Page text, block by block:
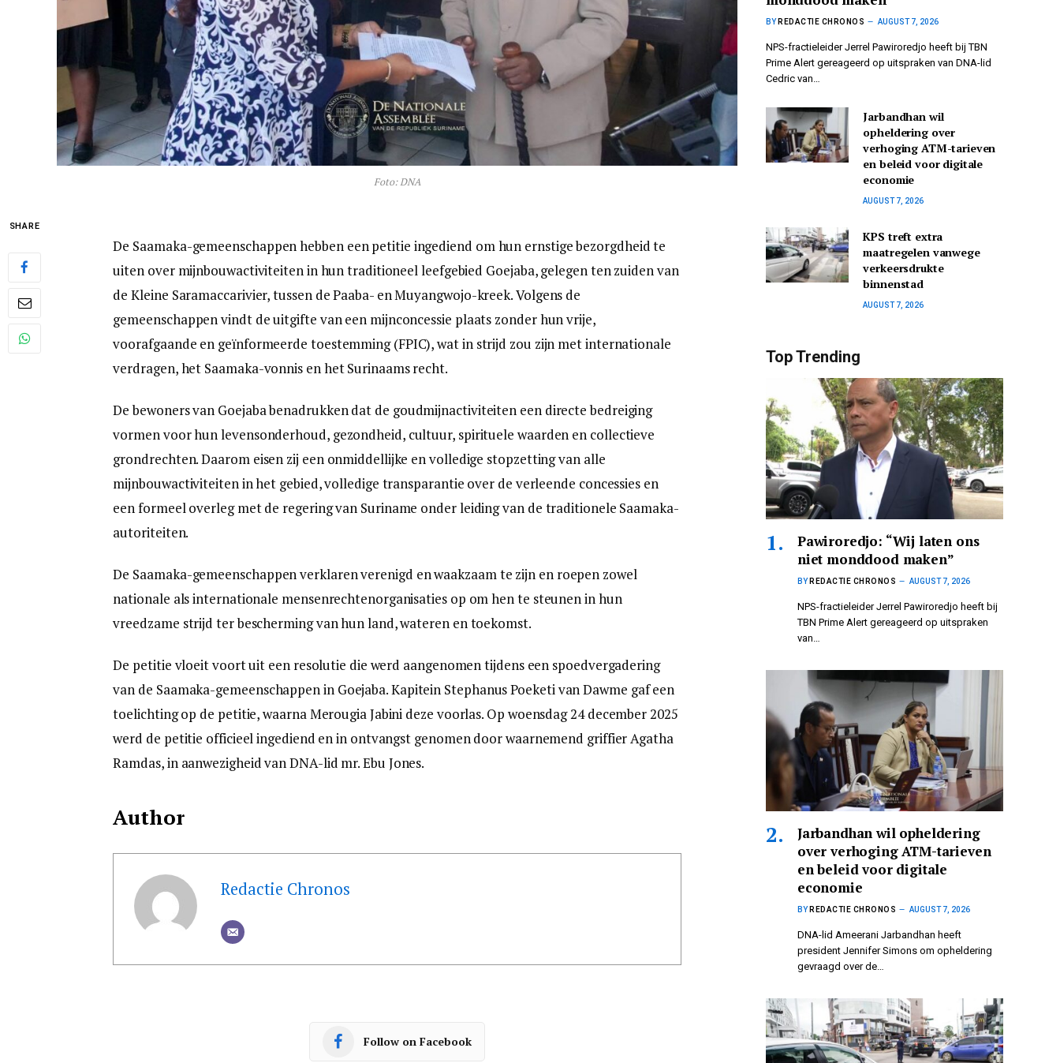
Foto: DNA
SHARE
De Saamaka-gemeenschappen hebben een petitie ingediend om hun ernstige bezorgdheid te
uiten over mijnbouwactiviteiten in hun traditioneel leefgebied Goejaba, gelegen ten zuiden van
de Kleine Saramaccarivier, tussen de Paaba- en Muyangwojo-kreek. Volgens de
gemeenschappen vindt de uitgifte van een mijnconcessie plaats zonder hun vrije,
voorafgaande en geïnformeerde toestemming (FPIC), wat in strijd zou zijn met internationale
verdragen, het Saamaka-vonnis en het Surinaams recht.
De bewoners van Goejaba benadrukken dat de goudmijnactiviteiten een directe bedreiging
vormen voor hun levensonderhoud, gezondheid, cultuur, spirituele waarden en collectieve
grondrechten. Daarom eisen zij een onmiddellijke en volledige stopzetting van alle
mijnbouwactiviteiten in het gebied, volledige transparantie over de verleende concessies en
een formeel overleg met de regering van Suriname onder leiding van de traditionele Saamaka-
autoriteiten.
De Saamaka-gemeenschappen verklaren verenigd en waakzaam te zijn en roepen zowel
nationale als internationale mensenrechtenorganisaties op om hen te steunen in hun
vreedzame strijd ter bescherming van hun land, wateren en toekomst.
De petitie vloeit voort uit een resolutie die werd aangenomen tijdens een spoedvergadering
van de Saamaka-gemeenschappen in Goejaba. Kapitein Stephanus Poeketi van Dawme gaf een
toelichting op de petitie, waarna Merougia Jabini deze voorlas. Op woensdag 24 december 2025
werd de petitie officieel ingediend en in ontvangst genomen door waarnemend griffier Agatha
Ramdas, in aanwezigheid van DNA-lid mr. Ebu Jones.
Author
Redactie Chronos
Follow on Facebook
BY REDACTIE CHRONOS AUGUST 7, 2026
NPS-fractieleider Jerrel Pawiroredjo heeft bij TBN
Prime Alert gereageerd op uitspraken van DNA-lid
Cedric van…
Jarbandhan wil
opheldering over
verhoging ATM-tarieven
en beleid voor digitale
economie
AUGUST 7, 2026
KPS treft extra
maatregelen vanwege
verkeersdrukte
binnenstad
AUGUST 7, 2026
Top Trending
Pawiroredjo: “Wij laten ons
niet monddood maken”
BY REDACTIE CHRONOS AUGUST 7, 2026
NPS-fractieleider Jerrel Pawiroredjo heeft bij
TBN Prime Alert gereageerd op uitspraken
van…
Jarbandhan wil opheldering
over verhoging ATM-tarieven
en beleid voor digitale
economie
BY REDACTIE CHRONOS AUGUST 7, 2026
DNA-lid Ameerani Jarbandhan heeft
president Jennifer Simons om opheldering
gevraagd over de…